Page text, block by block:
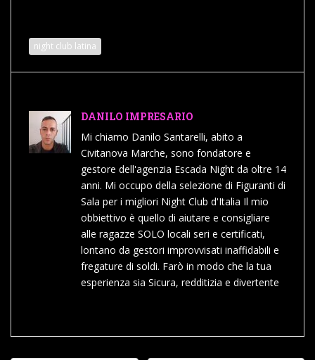
night club latina
DANILO IMPRESARIO
Mi chiamo Danilo Santarelli, abito a
Civitanova Marche, sono fondatore e
gestore dell'agenzia Escada Night da oltre 14
anni. Mi occupo della selezione di Figuranti di
Sala per i migliori Night Club d'Italia Il mio
obbiettivo è quello di aiutare e consigliare
alle ragazze SOLO locali seri e certificati,
lontano da gestori improvvisati inaffidabili e
fregature di soldi. Farò in modo che la tua
esperienza sia Sicura, redditizia e divertente